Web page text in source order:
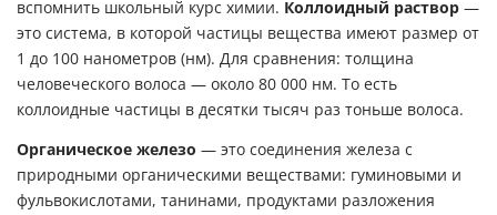
вспомнить школьный курс химии. Коллоидный раствор —
это система, в которой частицы вещества имеют размер от
1 до 100 нанометров (нм). Для сравнения: толщина
человеческого волоса — около 80 000 нм. То есть
коллоидные частицы в десятки тысяч раз тоньше волоса.
Органическое железо — это соединения железа с
природными органическими веществами: гуминовыми и
фульвокислотами, танинами, продуктами разложения